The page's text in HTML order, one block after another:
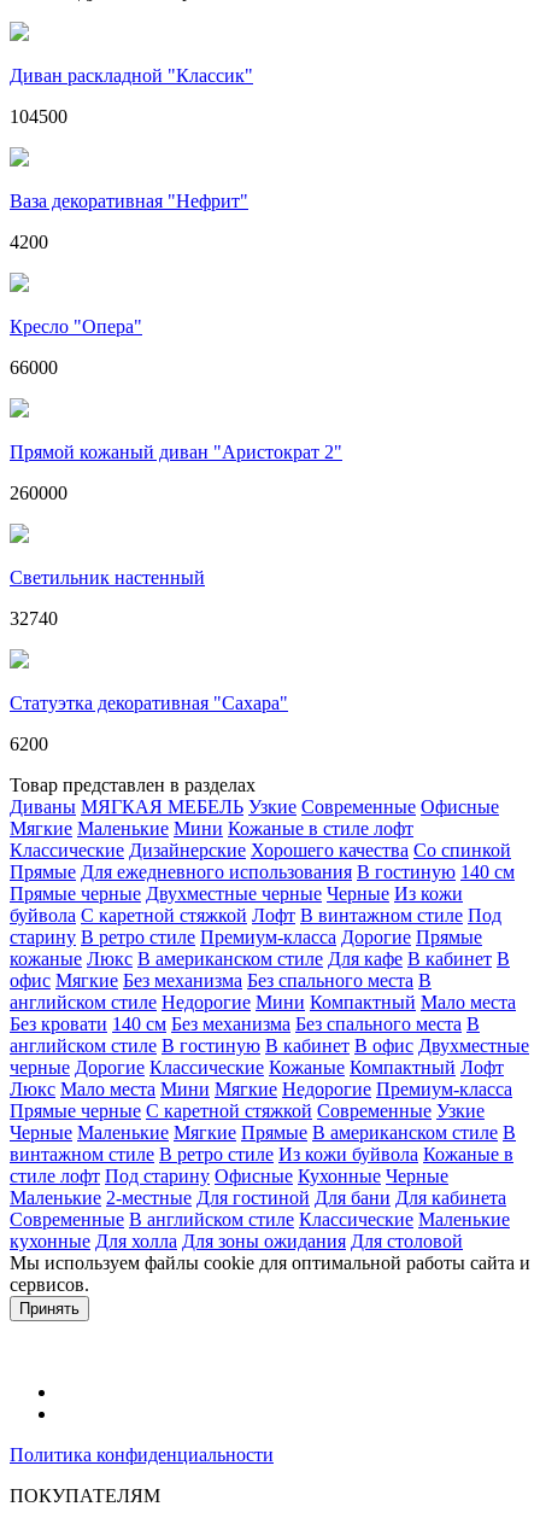
Диван раскладной "Классик"
104500
Ваза декоративная "Нефрит"
4200
Кресло "Опера"
66000
Прямой кожаный диван "Аристократ 2"
260000
Светильник настенный
32740
Статуэтка декоративная "Сахара"
6200
Товар представлен в разделах
Диваны МЯГКАЯ МЕБЕЛЬ Узкие Современные Офисные
Мягкие Маленькие Мини Кожаные в стиле лофт
Классические Дизайнерские Хорошего качества Со спинкой
Прямые Для ежедневного использования В гостиную 140 см
Прямые черные Двухместные черные Черные Из кожи
буйвола С каретной стяжкой Лофт В винтажном стиле Под
старину В ретро стиле Премиум-класса Дорогие Прямые
кожаные Люкс В американском стиле Для кафе В кабинет В
офис Мягкие Без механизма Без спального места В
английском стиле Недорогие Мини Компактный Мало места
Без кровати 140 см Без механизма Без спального места В
английском стиле В гостиную В кабинет В офис Двухместные
черные Дорогие Классические Кожаные Компактный Лофт
Люкс Мало места Мини Мягкие Недорогие Премиум-класса
Прямые черные С каретной стяжкой Современные Узкие
Черные Маленькие Мягкие Прямые В американском стиле В
винтажном стиле В ретро стиле Из кожи буйвола Кожаные в
стиле лофт Под старину Офисные Кухонные Черные
Маленькие 2-местные Для гостиной Для бани Для кабинета
Современные В английском стиле Классические Маленькие
кухонные Для холла Для зоны ожидания Для столовой
Мы используем файлы cookie для оптимальной работы сайта и
сервисов.
Принять
Политика конфиденциальности
ПОКУПАТЕЛЯМ